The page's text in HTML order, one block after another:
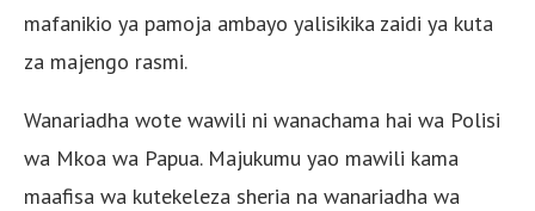
mafanikio ya pamoja ambayo yalisikika zaidi ya kuta
za majengo rasmi.
Wanariadha wote wawili ni wanachama hai wa Polisi
wa Mkoa wa Papua. Majukumu yao mawili kama
maafisa wa kutekeleza sheria na wanariadha wa